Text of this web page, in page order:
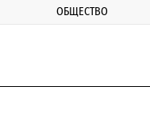
ОБЩЕСТВО